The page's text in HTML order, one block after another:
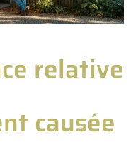
relative
causée